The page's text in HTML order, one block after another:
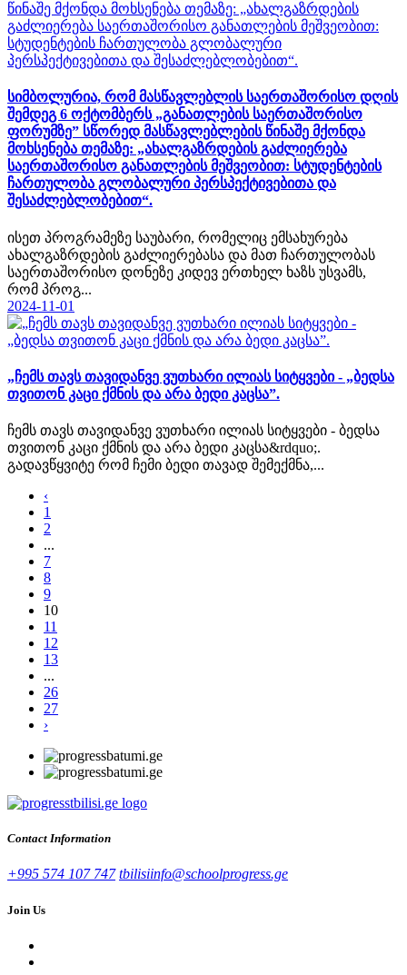
სიმბოლურია, რომ მასწავლებლის საერთაშორისო დღის
შემდეგ 6 ოქტომბერს „განათლების საერთაშორისო
ფორუმზე” სწორედ მასწავლებლების წინაშე მქონდა
მოხსენება თემაზე: „ახალგაზრდების გაძლიერება
საერთაშორისო განათლების მეშვეობით: სტუდენტების
ჩართულობა გლობალური პერსპექტივებითა და
შესაძლებლობებით“.
ისეთ პროგრამეზე საუბარი, რომელიც ემსახურება
ახალგაზრდების გაძლიერებასა და მათ ჩართულობას
საერთაშორისო დონეზე კიდევ ერთხელ ხაზს უსვამს,
რომ პროგ...
2024-11-01
„ჩემს თავს თავიდანვე ვუთხარი ილიას სიტყვები - „ბედსა
თვითონ კაცი ქმნის და არა ბედი კაცსა”.
ჩემს თავს თავიდანვე ვუთხარი ილიას სიტყვები - ბედსა
თვითონ კაცი ქმნის და არა ბედი კაცსა&rdquo;.
გადავწყვიტე რომ ჩემი ბედი თავად შემექმნა,...
‹
1
2
...
7
8
9
10
11
12
13
...
26
27
›
Contact Information
+995 574 107 747 tbilisiinfo@schoolprogress.ge
Join Us